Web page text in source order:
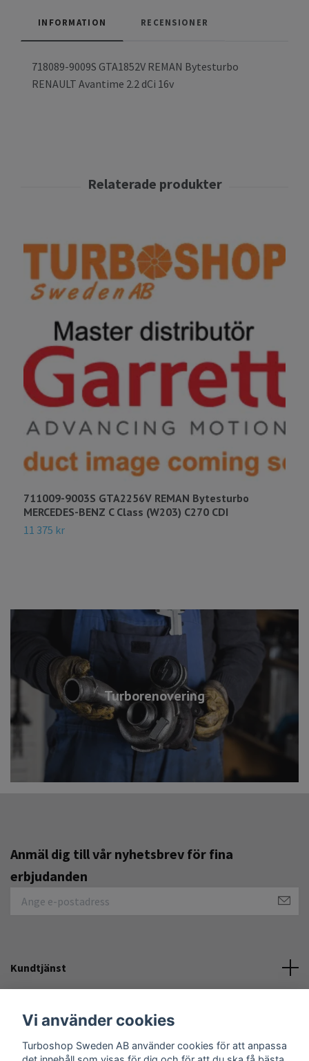
Turborenovering
INFORMATION RECENSIONER
718089-9009S GTA1852V REMAN Bytesturbo
RENAULT Avantime 2.2 dCi 16v
711009-9003S GTA2256V REMAN Bytesturbo
MERCEDES-BENZ C Class (W203) C270 CDI
11 375 kr
Anmäl dig till vår nyhetsbrev för fina
erbjudanden
Kundtjänst
Sociala medier
Vi använder cookies
Turboshop Sweden AB använder cookies för att anpassa